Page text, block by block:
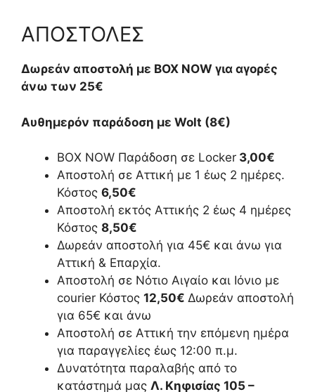
ΑΠΟΣΤΟΛΕΣ
Δωρεάν αποστολή με BOX NOW για αγορές
άνω των 25€
Αυθημερόν παράδοση με Wolt (8€)
BOX NOW Παράδοση σε Locker 3,00€
Αποστολή σε Αττική με 1 έως 2 ημέρες.
Κόστος 6,50€
Αποστολή εκτός Αττικής 2 έως 4 ημέρες
Κόστος 8,50€
Δωρεάν αποστολή για 45€ και άνω για
Αττική & Επαρχία.
Αποστολή σε Νότιο Αιγαίο και Ιόνιο με
courier Κόστος 12,50€ Δωρεάν αποστολή
για 65€ και άνω
Αποστολή σε Αττική την επόμενη ημέρα
για παραγγελίες έως 12:00 π.μ.
Δυνατότητα παραλαβής από το
κατάστημά μας Λ. Κηφισίας 105 –